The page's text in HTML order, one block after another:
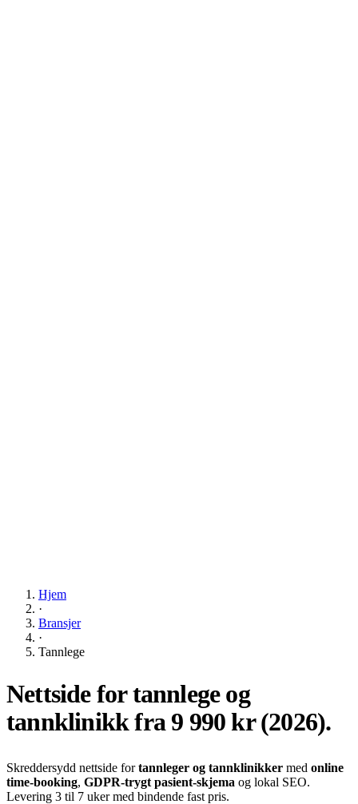
Hjem
·
Bransjer
·
Tannlege
Nettside for tannlege og
tannklinikk fra9 990 kr(2026).
Skreddersydd nettside fortannleger og tannklinikker med online
time-booking, GDPR-trygt pasient-skjema og lokal SEO.
Levering 3 til 7 uker med bindende fast pris.